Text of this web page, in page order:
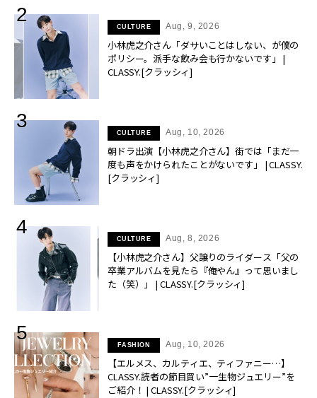
CULTURE Aug, 9, 2026
小林虎之介さん「ダサいことはしない、が僕の
ポリシー。派手な飲み会も行かないです」 |
CLASSY.[クラッシィ]
CULTURE Aug, 10, 2026
朝ドラ出演【小林虎之介さん】街では「まだ一
度も声をかけられたことがないです」 | CLASSY.
[クラッシィ]
CULTURE Aug, 8, 2026
【小林虎之介さん】父譲りのライダース「父の
卒業アルバムを見たら『俺やん』って思いまし
た（笑）」 | CLASSY.[クラッシィ]
FASHION Aug, 10, 2026
【エルメス、カルティエ、ティファニー…】
CLASSY.読者の節目買い”一生物ジュエリー”を
ご紹介！ | CLASSY.[クラッシィ]